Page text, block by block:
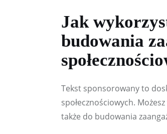
Jak
budowania
Tekst sponsorowany to
społecznościowych.
także do budowania